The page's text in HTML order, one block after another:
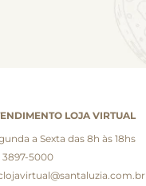
LOJA VIRTUAL
a Sexta das 8h às 18hs
3897-5000